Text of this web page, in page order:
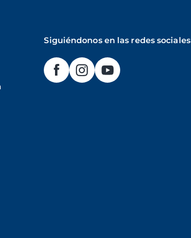
Siguiéndonos en las redes sociales